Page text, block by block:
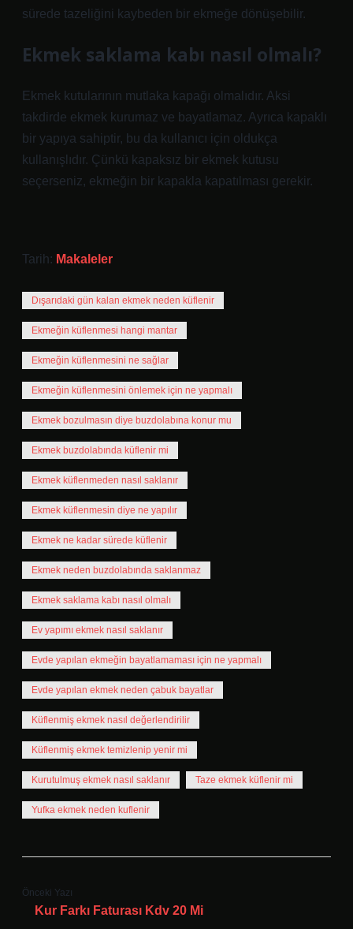
sürede tazeliğini kaybeden bir ekmeğe dönüşebilir.
Ekmek saklama kabı nasıl olmalı?
Ekmek kutularının mutlaka kapağı olmalıdır. Aksi
takdirde ekmek kurumaz ve bayatlamaz. Ayrıca kapaklı
bir yapıya sahiptir, bu da kullanıcı için oldukça
kullanışlıdır. Çünkü kapaksız bir ekmek kutusu
seçerseniz, ekmeğin bir kapakla kapatılması gerekir.
Tarih: Makaleler
Dışarıdaki gün kalan ekmek neden küflenir
Ekmeğin küflenmesi hangi mantar
Ekmeğin küflenmesini ne sağlar
Ekmeğin küflenmesini önlemek için ne yapmalı
Ekmek bozulmasın diye buzdolabına konur mu
Ekmek buzdolabında küflenir mi
Ekmek küflenmeden nasıl saklanır
Ekmek küflenmesin diye ne yapılır
Ekmek ne kadar sürede küflenir
Ekmek neden buzdolabında saklanmaz
Ekmek saklama kabı nasıl olmalı
Ev yapımı ekmek nasıl saklanır
Evde yapılan ekmeğin bayatlamaması için ne yapmalı
Evde yapılan ekmek neden çabuk bayatlar
Küflenmiş ekmek nasıl değerlendirilir
Küflenmiş ekmek temizlenip yenir mi
Kurutulmuş ekmek nasıl saklanır Taze ekmek küflenir mi
Yufka ekmek neden kuflenir
Önceki Yazı
Kur Farkı Faturası Kdv 20 Mi